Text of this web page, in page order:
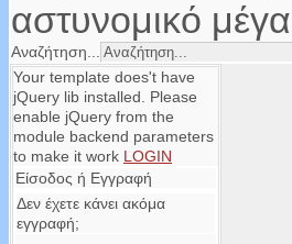
αστυνομικό
Αναζήτηση...
Your template does't have
jQuery lib installed. Please
enable jQuery from the
module backend parameters
to make it work LOGIN
Είσοδος ή Εγγραφή
Δεν έχετε κάνει ακόμα
εγγραφή;